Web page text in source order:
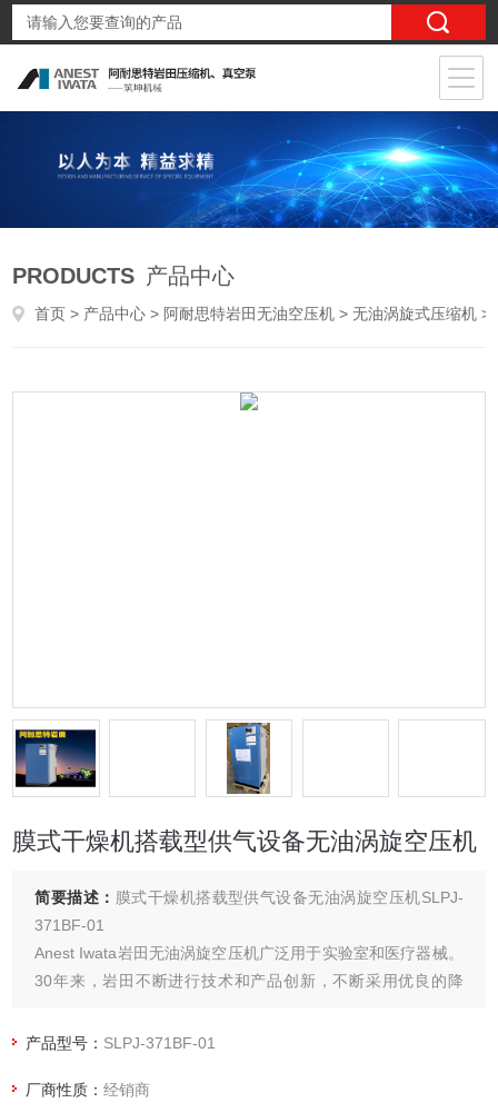
PRODUCTS 产品中心
首页 > 产品中心 > 阿耐思特岩田无油空压机 >无油涡旋式压缩机 > SLPJ-371BF-01膜式干燥机搭载型供气设备无油涡旋空压机
膜式干燥机搭载型供气设备无油涡旋空压机
简要描述： 膜式干燥机搭载型供气设备无油涡旋空压机SLPJ-
371BF-01
Anest Iwata岩田无油涡旋空压机广泛用于实验室和医疗器械。
30年来，岩田不断进行技术和产品创新，不断采用优良的降
是您对安静，洁净空压机的理想选择。采用性能稳定的膜式干
的空气。空压机、膜式干燥机、过滤器之间接续简单化。
产品型号： SLPJ-371BF-01
厂商性质：经销商